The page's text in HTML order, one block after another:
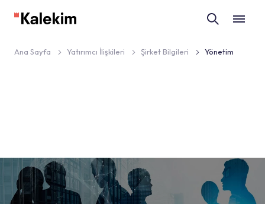
Ana Sayfa Yatırımcı İlişkileri Şirket Bilgileri Yönetim